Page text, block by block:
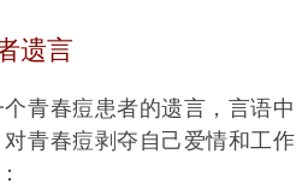
遗言
青春痘患者的遗言，言语中
青春痘剥夺自己爱情和工作